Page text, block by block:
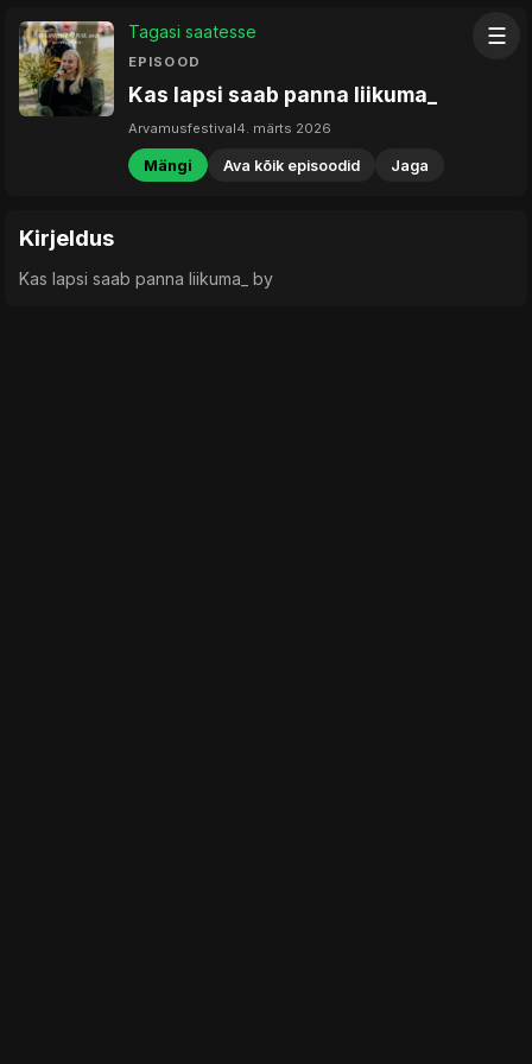
☰
Tagasi saatesse
EPISOOD
Kas lapsi saab panna liikuma_
Arvamusfestival4. märts 2026
Mängi Ava kõik episoodid Jaga
Kirjeldus
Kas lapsi saab panna liikuma_ by